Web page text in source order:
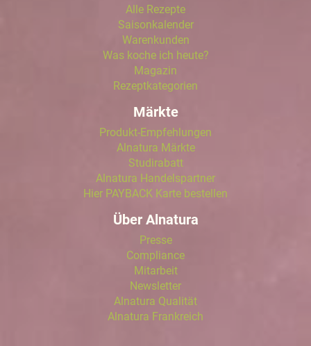
Alle Rezepte
Saisonkalender
Warenkunden
Was koche ich heute?
Magazin
Rezeptkategorien
Märkte
Produkt-Empfehlungen
Alnatura Märkte
Studirabatt
Alnatura Handelspartner
Hier PAYBACK Karte bestellen
Über Alnatura
Presse
Compliance
Mitarbeit
Newsletter
Alnatura Qualität
Alnatura Frankreich